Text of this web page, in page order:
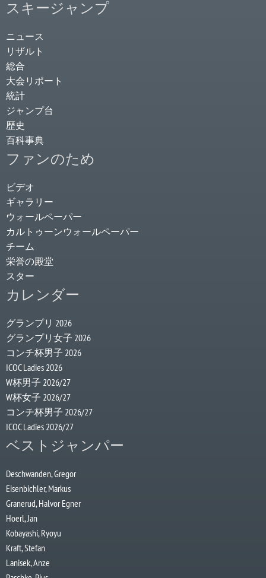
スキージャンプ
ニュース
リザルト
総合
大会リポート
統計
ジャンプ台
歴史
百科事典
ファンのため
ビデオ
ギャラリー
ウォールペーパー
カルトゥーンウォールペーパー
チーム
栄誉の殿堂
スター
カレンダー
グランプリ 2026
グランプリ女子 2026
コンチ杯男子 2026
ICOC Ladies 2026
W杯男子 2026/27
W杯女子 2026/27
コンチ杯男子 2026/27
ICOC Ladies 2026/27
ベストジャンパー
Deschwanden, Gregor
Eisenbichler, Markus
Granerud, Halvor Egner
Hoerl, Jan
Kobayashi, Ryoyu
Kraft, Stefan
Lanisek, Anze